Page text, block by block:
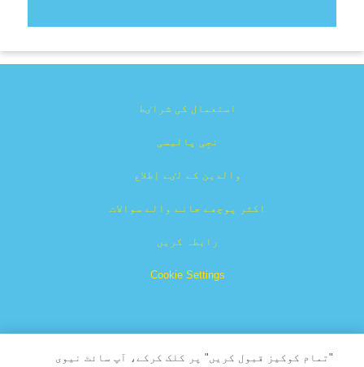
استعمال کی شراٸط
نجِی پالیسی
والدین کے لٸے اِطلاع
اکثر پوچھے جانے والے سوالات
رابطہ کریں
Cookie Settings
"تمام کوکیز قبول کریں" پر کلک کرکے، آپ سائٹ نیوی